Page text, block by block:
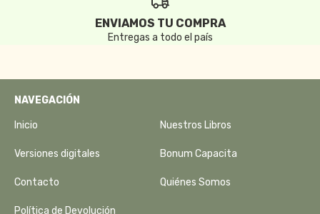
ENVIAMOS TU COMPRA
Entregas a todo el país
NAVEGACIÓN
Inicio Nuestros Libros
Versiones digitales Bonum Capacita
Contacto Quiénes Somos
Política de Devolución